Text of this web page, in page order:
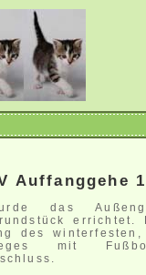
Auffanggehe
das
des
mit